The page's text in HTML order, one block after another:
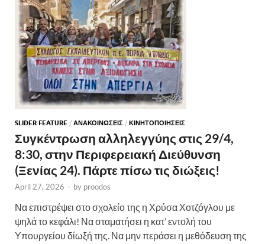
SLIDER FEATURE / ΑΝΑΚΟΙΝΩΣΕΙΣ / ΚΙΝΗΤΟΠΟΙΗΣΕΙΣ
Συγκέντρωση αλληλεγγύης στις 29/4,
8:30, στην Περιφερειακή Διεύθυνση
(Ξενίας 24). Πάρτε πίσω τις διώξεις!
April 27, 2026 - by proodos
Να επιστρέψει στο σχολείο της η Χρύσα Χοτζόγλου με
ψηλά το κεφάλι! Να σταματήσει η κατ’ εντολή του
Υπουργείου δίωξή της. Να μην περάσει η μεθόδευση της